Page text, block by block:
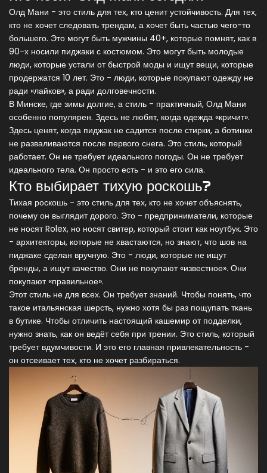
Олд Мани - это стиль для тех, кто ценит устойчивость. Для тех,
кто не хочет следовать трендам, а хочет быть частью чего-то
большего. Это могут быть мужчины 40+, которые помнят, как в
90-х носили пиджаки с костюмом. Это могут быть молодые
люди, которые устали от быстрой моды и ищут вещи, которые
продержатся 10 лет. Это - люди, которые покупают одежду не
ради «лайков», а ради долговечности.
В Минске, где зимы долгие, а стиль - практичный, Олд Мани
особенно популярен. Здесь не любят, когда одежда «кричит».
Здесь ценят, когда пиджак не садится после стирки, а ботинки
не разваливаются после первого снега. Это стиль, который
работает. Он не требует идеального погоды. Он не требует
идеального тела. Он просто есть - и это его сила.
Кто выбирает тихую роскошь?
Тихая роскошь - это стиль для тех, кто не хочет объяснять,
почему он выглядит дорого. Это - предприниматели, которые
не носят Rolex, но носят свитер, который стоит как ноутбук. Это
- архитекторы, которые не хвастаются, но знают, что шов на
пиджаке сделан вручную. Это - люди, которые не ищут
бренды, а ищут качество. Они не покупают «известное». Они
покупают «правильное».
Этот стиль не для всех. Он требует знаний. Чтобы понять, что
такое итальянская шерсть, нужно хотя бы раз пощупать ткань
в бутике. Чтобы отличить настоящий кашемир от подделки,
нужно знать, как он ведёт себя при трении. Это стиль, который
требует вдумчивости. И это его главная привлекательность -
он отсеивает тех, кто не хочет разбираться.